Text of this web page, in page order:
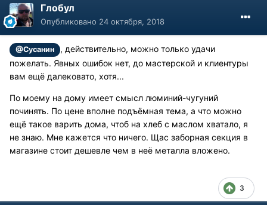
Глобул
Опубликовано 24 октября, 2018
@Сусанин
, действительно, можно только удачи
пожелать. Явных ошибок нет, до мастерской и клиентуры
вам ещё далековато, хотя...
По моему на дому имеет смысл люминий-чугуний
починять. По цене вполне подъёмная тема, а что можно
ещё такое варить дома, чтоб на хлеб с маслом хватало, я
не знаю. Мне кажется что ничего. Щас заборная секция в
магазине стоит дешевле чем в неё металла вложено.
3